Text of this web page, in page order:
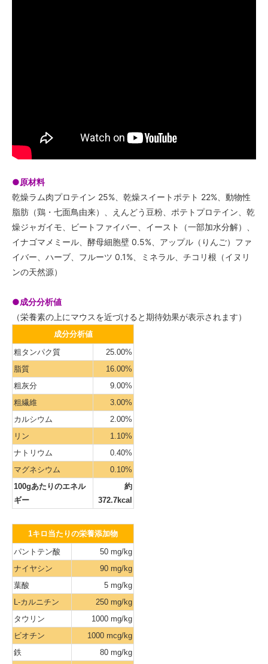
●原材料
乾燥ラム肉プロテイン 25%、乾燥スイートポテト 22%、動物性
脂肪（鶏・七面鳥由来）、えんどう豆粉、ポテトプロテイン、乾
燥ジャガイモ、ビートファイバー、イースト（一部加水分解）、
イナゴマメミール、酵母細胞壁 0.5%、アップル（りんご）ファ
イバー、ハーブ、フルーツ 0.1%、ミネラル、チコリ根（イヌリ
ンの天然源）
●成分分析値
（栄養素の上にマウスを近づけると期待効果が表示されます）
成分分析値
粗タンパク質
25.00%
脂質
16.00%
粗灰分
9.00%
粗繊維
3.00%
カルシウム
2.00%
リン
1.10%
ナトリウム
0.40%
マグネシウム
0.10%
100gあたりのエネル
ギー
約
372.7kcal
1キロ当たりの栄養添加物
パントテン酸
50 mg/kg
ナイヤシン
90 mg/kg
葉酸
5 mg/kg
L-カルニチン
250 mg/kg
タウリン
1000 mg/kg
ビオチン
1000 mcg/kg
鉄
80 mg/kg